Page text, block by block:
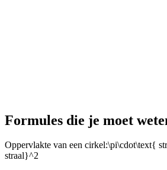
Formules die je moet
Oppervlakte van een cirkel:\pi\cdot\text{
straal}^2